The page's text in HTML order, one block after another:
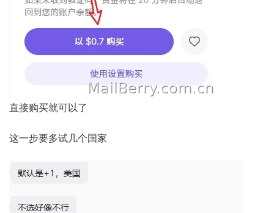
直接购买就可以了
这一步要多试几个国家